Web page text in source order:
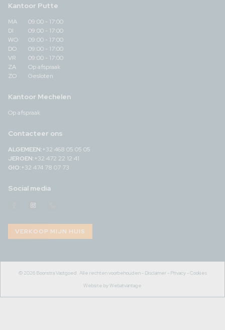
Kantoor Putte
MA
09:00 - 17:00
DI
09:00 - 17:00
WO
09:00 - 17:00
DO
09:00 - 17:00
VR
09:00 - 17:00
ZA
Op afspraak
ZO
Gesloten
Kantoor Mechelen
Op afspraak
Contacteer ons
ALGEMEEN:+32 468 05 05 05
JEROEN:+32 472 22 12 41
GIO:+32 474 78 07 73
Social media
Facebook
Vastgoed
Instagram
VastgoedVastgoed
VERKOOP MIJN HUIS
© 2026 Boonstra Vastgoed. Alle rechten voorbehouden - Disclaimer- Privacy-Cookies
Website by Webatvantage